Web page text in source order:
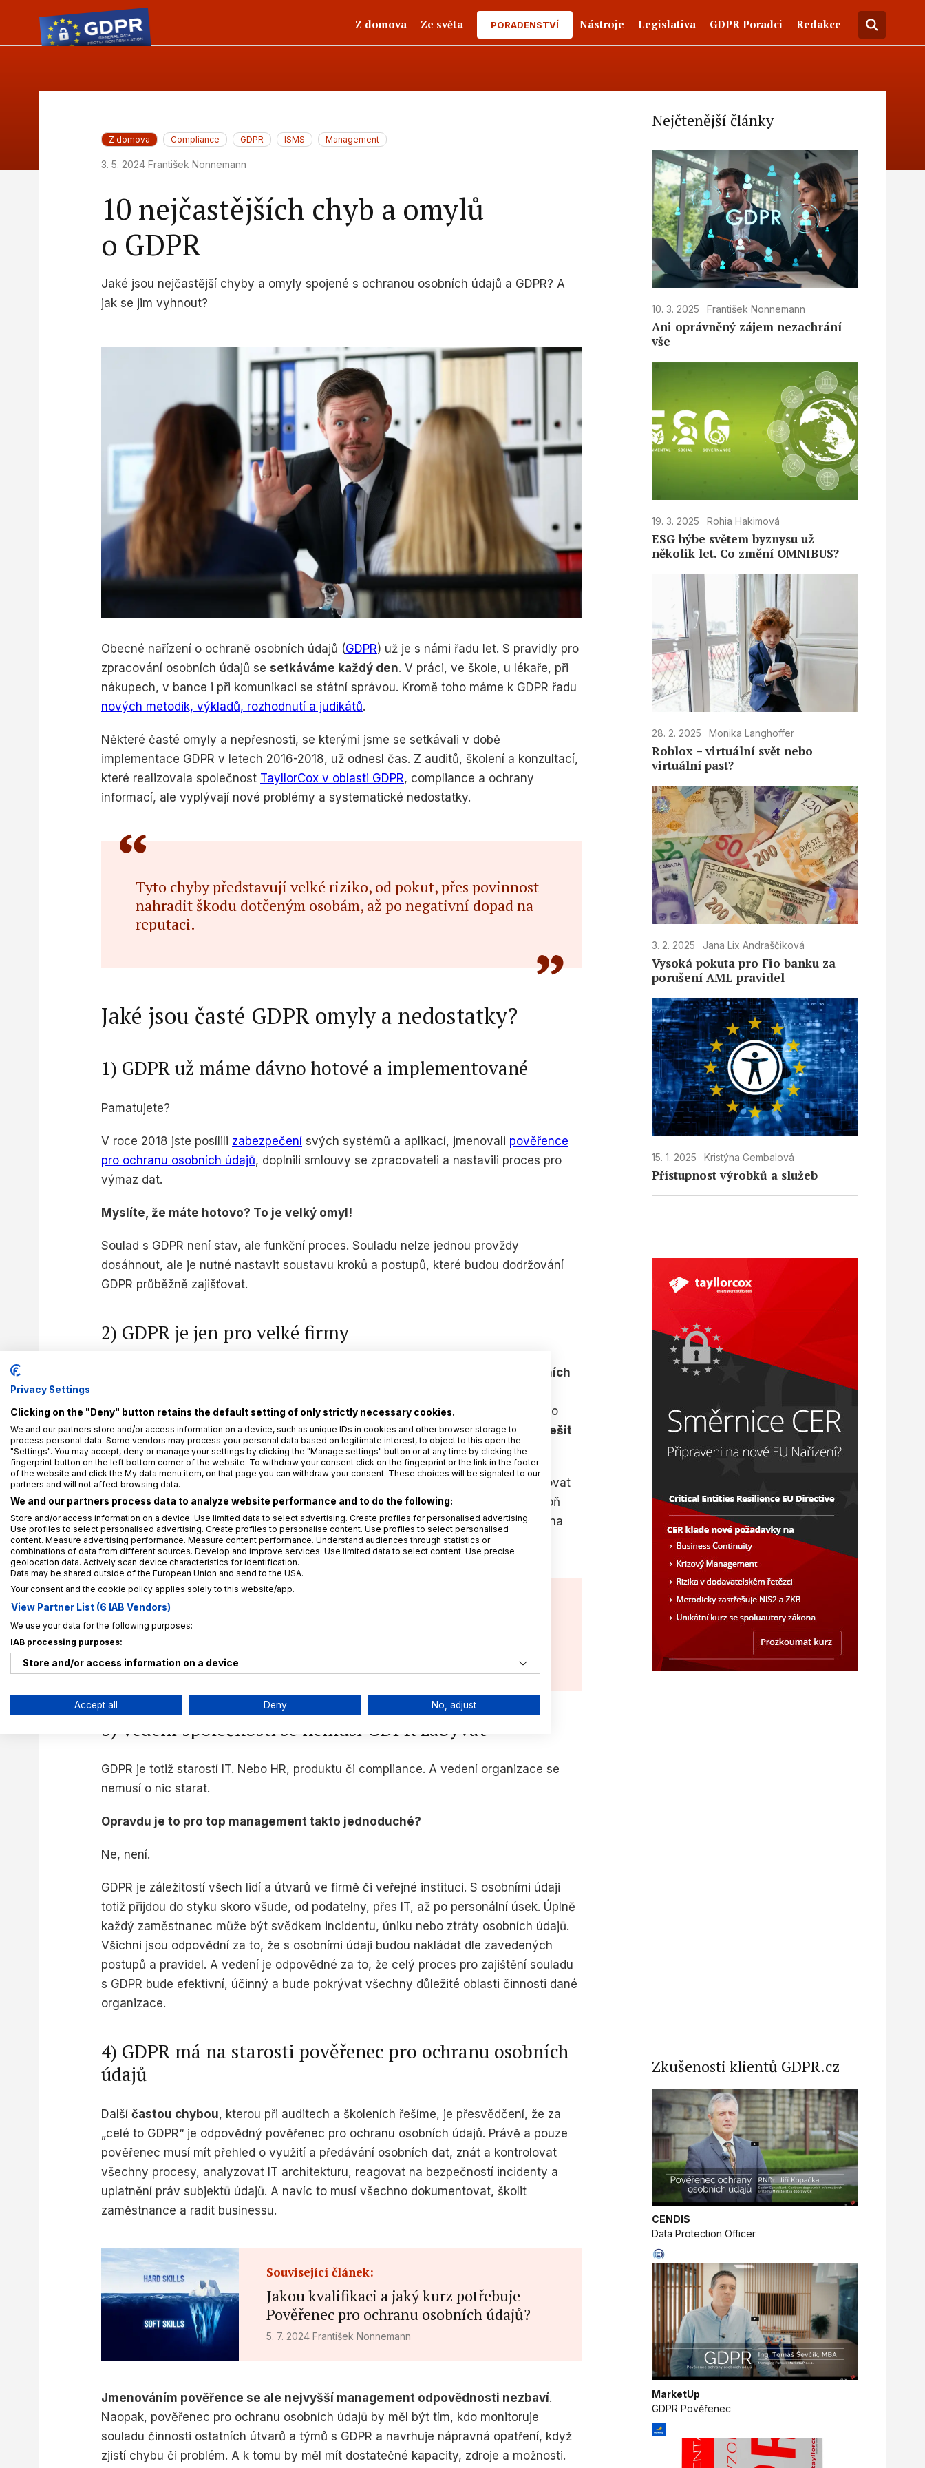
Z domova Ze světa PORADENSTVÍ Nástroje Legislativa GDPR Poradci Redakce
Z domova Compliance GDPR ISMS Management
3. 5. 2024 František Nonnemann
10 nejčastějších chyb a omylů
o GDPR
Jaké jsou nejčastější chyby a omyly spojené s ochranou osobních údajů a GDPR? A
jak se jim vyhnout?
Obecné nařízení o ochraně osobních údajů (GDPR) už je s námi řadu let. S pravidly pro
zpracování osobních údajů se setkáváme každý den. V práci, ve škole, u lékaře, při
nákupech, v bance i při komunikaci se státní správou. Kromě toho máme k GDPR řadu
nových metodik, výkladů, rozhodnutí a judikátů.
Některé časté omyly a nepřesnosti, se kterými jsme se setkávali v době
implementace GDPR v letech 2016-2018, už odnesl čas. Z auditů, školení a konzultací,
které realizovala společnost TayllorCox v oblasti GDPR, compliance a ochrany
informací, ale vyplývají nové problémy a systematické nedostatky.
Tyto chyby představují velké riziko, od pokut, přes povinnost
nahradit škodu dotčeným osobám, až po negativní dopad na
reputaci.
Jaké jsou časté GDPR omyly a nedostatky?
1) GDPR už máme dávno hotové a implementované
Pamatujete?
V roce 2018 jste posílili zabezpečení svých systémů a aplikací, jmenovali pověřence
pro ochranu osobních údajů, doplnili smlouvy se zpracovateli a nastavili proces pro
výmaz dat.
Myslíte, že máte hotovo? To je velký omyl!
Soulad s GDPR není stav, ale funkční proces. Souladu nelze jednou provždy
dosáhnout, ale je nutné nastavit soustavu kroků a postupů, které budou dodržování
GDPR průběžně zajišťovat.
2) GDPR je jen pro velké firmy
obvykle zpracovává menší počet osobních
osobních údajů ( DPIA) nebo využívá dodavatele s přístupem k osobním údajům. To
ovšemneznamená, že by střední a menší podniky měly GDPR požadavky neřešit
nebo řešit jen ad hoc.
Důležité je nastavit přiměřený systém pro správu osobních údajů, průběžně evidovat
datové toky, základní procesy popsat ve vnitřních předpisech a připravit si alespoň
základní dokumenty, šablony a postupy. Pak bude každá společnost připravena i na
situaci, kdy u ní bývalý zaměstnanec uplatní právo na výmaz osobních údajů.
Právo na výmaz: Strašák, nebo příležitost k
3) Vedení společnosti se nemusí GDPR zabývat
GDPR je totiž starostí IT. Nebo HR, produktu či compliance. A vedení organizace se
nemusí o nic starat.
Opravdu je to pro top management takto jednoduché?
Ne, není.
GDPR je záležitostí všech lidí a útvarů ve firmě či veřejné instituci. S osobními údaji
totiž přijdou do styku skoro všude, od podatelny, přes IT, až po personální úsek. Úplně
každý zaměstnanec může být svědkem incidentu, úniku nebo ztráty osobních údajů.
Všichni jsou odpovědní za to, že s osobními údaji budou nakládat dle zavedených
postupů a pravidel. A vedení je odpovědné za to, že celý proces pro zajištění souladu
s GDPR bude efektivní, účinný a bude pokrývat všechny důležité oblasti činnosti dané
organizace.
4) GDPR má na starosti pověřenec pro ochranu osobních
údajů
Další častou chybou, kterou při auditech a školeních řešíme, je přesvědčení, že za
„celé to GDPR“ je odpovědný pověřenec pro ochranu osobních údajů. Právě a pouze
pověřenec musí mít přehled o využití a předávání osobních dat, znát a kontrolovat
všechny procesy, analyzovat IT architekturu, reagovat na bezpečností incidenty a
uplatnění práv subjektů údajů. A navíc to musí všechno dokumentovat, školit
zaměstnance a radit businessu.
Související článek:
Jakou kvalifikaci a jaký kurz potřebuje
Pověřenec pro ochranu osobních údajů?
5. 7. 2024 František Nonnemann
Jmenováním pověřence se ale nejvyšší management odpovědnosti nezbaví.
Naopak, pověřenec pro ochranu osobních údajů by měl být tím, kdo monitoruje
souladu činnosti ostatních útvarů a týmů s GDPR a navrhuje nápravná opatření, když
zjistí chybu či problém. A k tomu by měl mít dostatečné kapacity, zdroje a možnosti.
Nejčtenější články
10. 3. 2025 František Nonnemann
Ani oprávněný zájem nezachrání
vše
19. 3. 2025 Rohia Hakimová
ESG hýbe světem byznysu už
několik let. Co změní OMNIBUS?
28. 2. 2025 Monika Langhoffer
Roblox – virtuální svět nebo
virtuální past?
3. 2. 2025 Jana Lix Andraščiková
Vysoká pokuta pro Fio banku za
porušení AML pravidel
15. 1. 2025 Kristýna Gembalová
Přístupnost výrobků a služeb
Zkušenosti klientů GDPR.cz
CENDIS
Data Protection Officer
MarketUp
GDPR Pověřenec
Privacy Settings
Clicking on the "Deny" button retains the default setting of only strictly necessary cookies.
We and our partners store and/or access information on a device, such as unique IDs in cookies and other browser storage to
process personal data. Some vendors may process your personal data based on legitimate interest, to object to this open the
"Settings". You may accept, deny or manage your settings by clicking the "Manage settings" button or at any time by clicking the
fingerprint button on the left bottom corner of the website. To withdraw your consent click on the fingerprint or the link in the footer
of the website and click the My data menu item, on that page you can withdraw your consent. These choices will be signaled to our
partners and will not affect browsing data.
We and our partners process data to analyze website performance and to do the following:
Store and/or access information on a device. Use limited data to select advertising. Create profiles for personalised advertising.
Use profiles to select personalised advertising. Create profiles to personalise content. Use profiles to select personalised
content. Measure advertising performance. Measure content performance. Understand audiences through statistics or
combinations of data from different sources. Develop and improve services. Use limited data to select content. Use precise
geolocation data. Actively scan device characteristics for identification.
Data may be shared outside of the European Union and send to the USA.
Your consent and the cookie policy applies solely to this website/app.
View Partner List (6 IAB Vendors)
We use your data for the following purposes:
IAB processing purposes:
Store and/or access information on a device
Create profiles to personalise content
Measure content performance
Understand audiences through statistics or combinations of data from different
Develop and improve services
Use limited data to select content
IAB Special Features:
Use precise geolocation data
Non-IAB processing purposes:
Accept all Deny No, adjust